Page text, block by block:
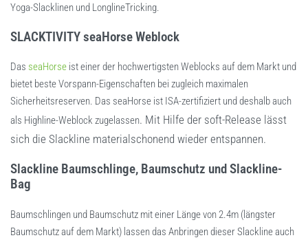
Yoga-Slacklinen und LonglineTricking.
SLACKTIVITY seaHorse Weblock
Das seaHorse ist einer der hochwertigsten Weblocks auf dem Markt und
bietet beste Vorspann-Eigenschaften bei zugleich maximalen
Sicherheitsreserven. Das seaHorse ist ISA-zertifiziert und deshalb auch
als Highline-Weblock zugelassen. Mit Hilfe der soft-Release lässt
sich die Slackline materialschonend wieder entspannen.
Slackline Baumschlinge, Baumschutz und Slackline-
Bag
Baumschlingen und Baumschutz mit einer Länge von 2.4m (längster
Baumschutz auf dem Markt) lassen das Anbringen dieser Slackline auch